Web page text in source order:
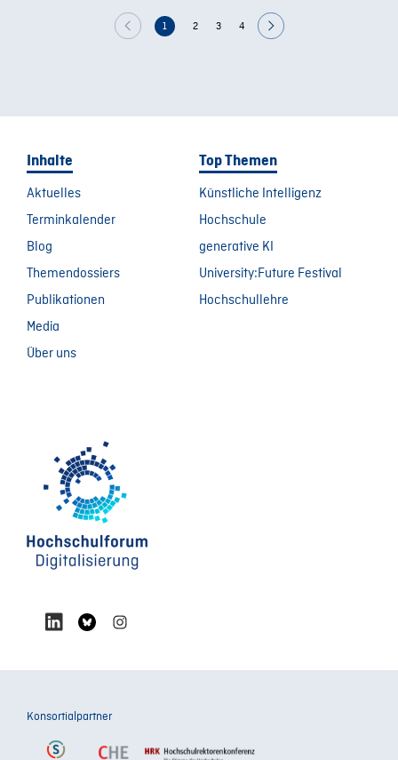
1 2 3 4
Inhalte
Aktuelles
Terminkalender
Blog
Themendossiers
Publikationen
Media
Über uns
Top Themen
Künstliche Intelligenz
Hochschule
generative KI
University:Future Festival
Hochschullehre
Konsortialpartner